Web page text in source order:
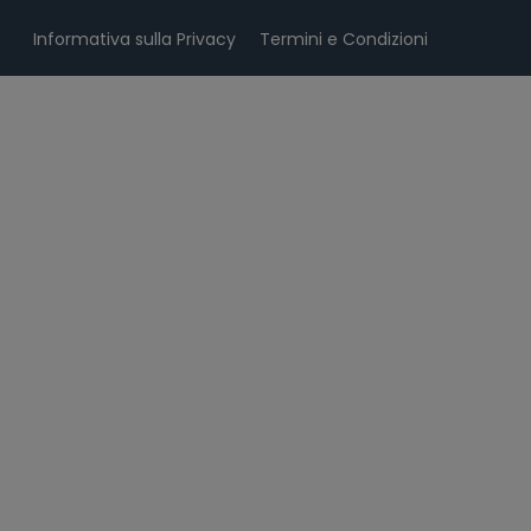
Informativa sulla Privacy Termini e Condizioni